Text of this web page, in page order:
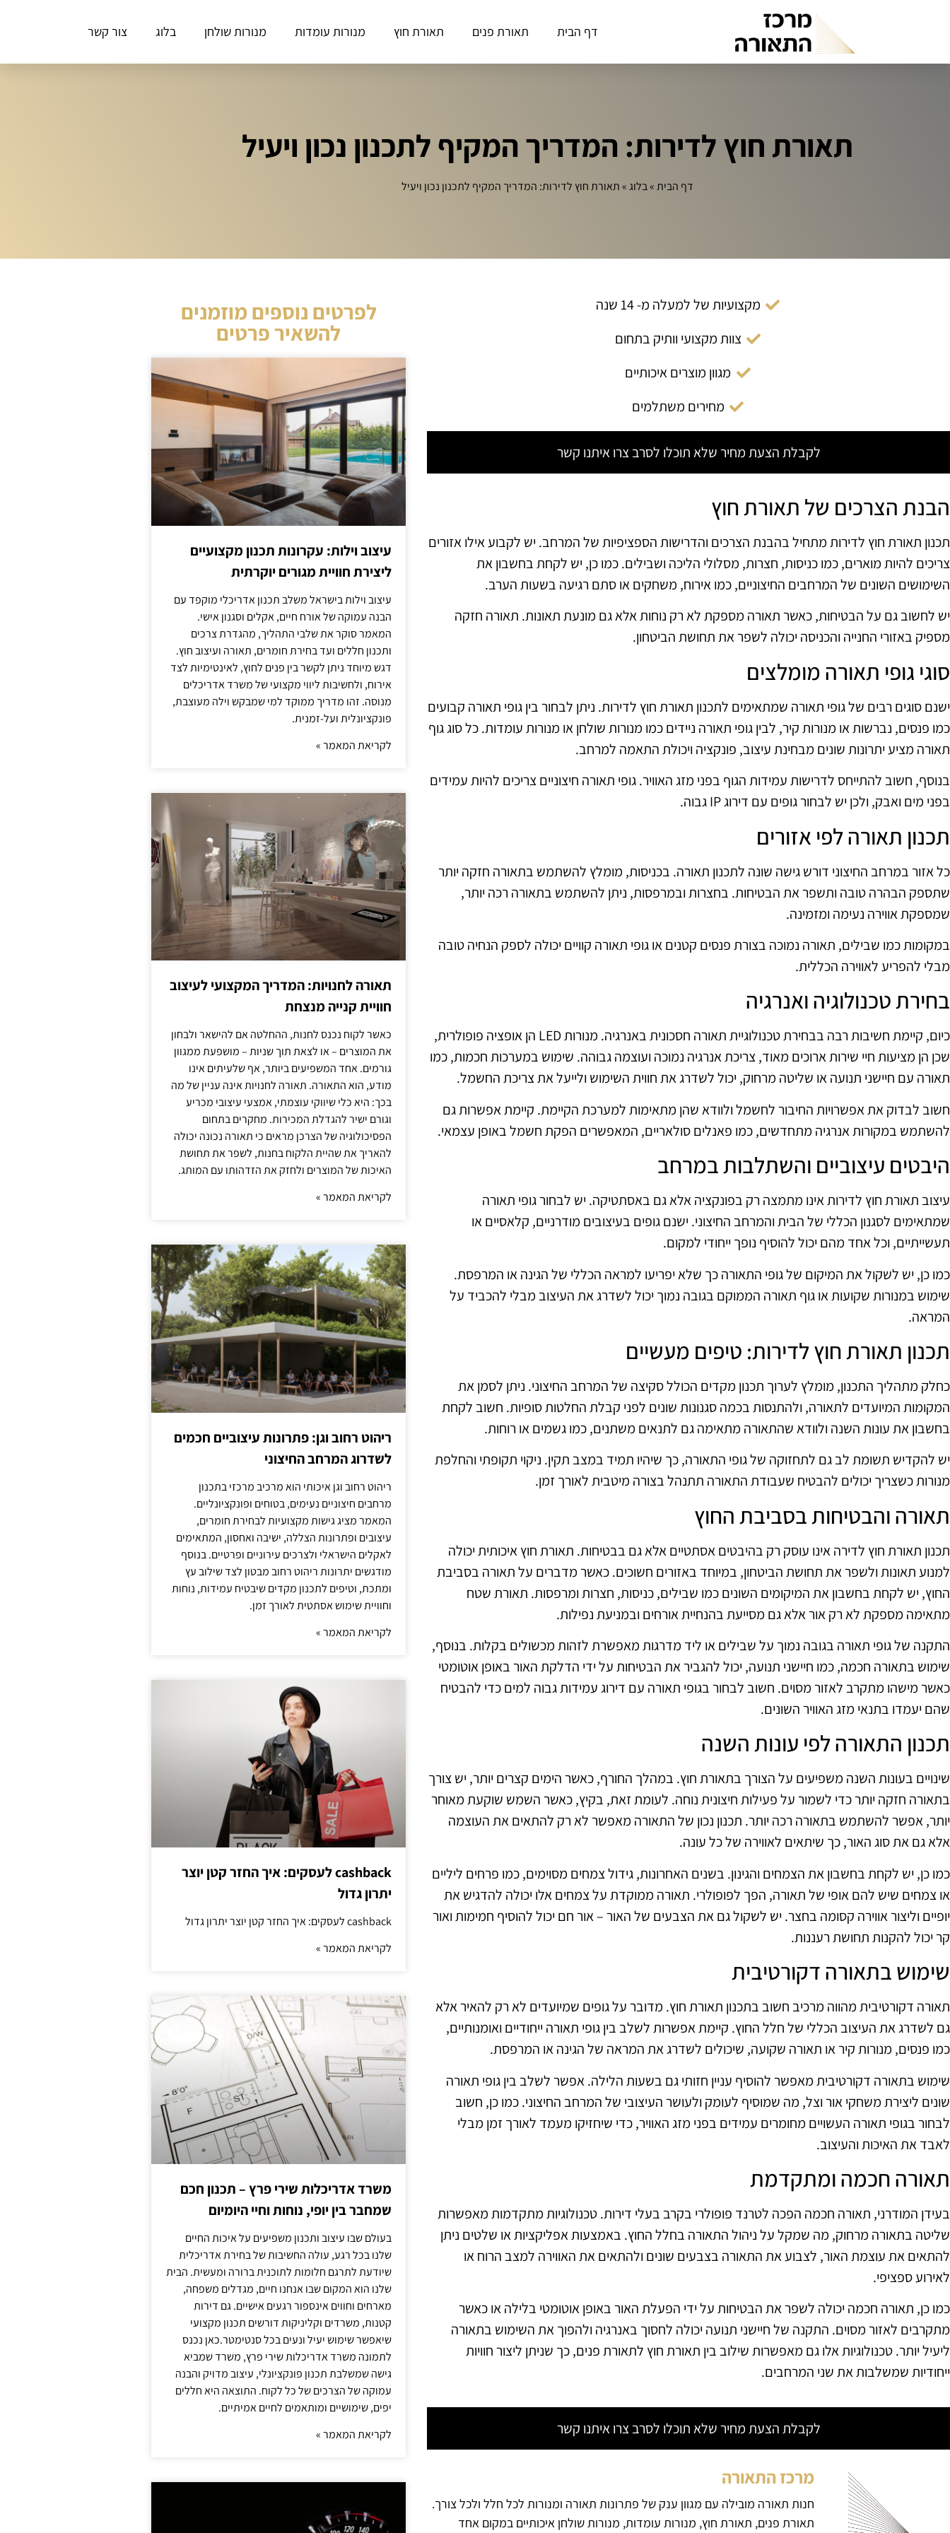
דף הבית תאורת פנים תאורת חוץ מנורות עומדות מנורות שולחן בלוג צור קשר
תאורת חוץ לדירות: המדריך המקיף לתכנון נכון ויעיל
דף הבית»בלוג»תאורת חוץ לדירות: המדריך המקיף לתכנון נכון ויעיל
מקצועיות של למעלה מ- 14 שנה
צוות מקצועי וותיק בתחום
מגוון מוצרים איכותיים
מחירים משתלמים
לקבלת הצעת מחיר שלא תוכלו לסרב צרו איתנו קשר
הבנת הצרכים של תאורת חוץ
תכנון תאורת חוץ לדירות מתחיל בהבנת הצרכים והדרישות הספציפיות של המרחב. יש לקבוע אילו אזורים
צריכים להיות מוארים, כמו כניסות, חצרות, מסלולי הליכה ושבילים. כמו כן, יש לקחת בחשבון את
השימושים השונים של המרחבים החיצוניים, כמו אירוח, משחקים או סתם רגיעה בשעות הערב.
יש לחשוב גם על הבטיחות, כאשר תאורה מספקת לא רק נוחות אלא גם מונעת תאונות. תאורה חזקה
מספיק באזורי החנייה והכניסה יכולה לשפר את תחושת הביטחון.
סוגי גופי תאורה מומלצים
ישנם סוגים רבים של גופי תאורה שמתאימים לתכנון תאורת חוץ לדירות. ניתן לבחור בין גופי תאורה קבועים
כמו פנסים, נברשות או מנורות קיר, לבין גופי תאורה ניידים כמו מנורות שולחן או מנורות עומדות. כל סוג גוף
תאורה מציע יתרונות שונים מבחינת עיצוב, פונקציה ויכולת התאמה למרחב.
בנוסף, חשוב להתייחס לדרישות עמידות הגוף בפני מזג האוויר. גופי תאורה חיצוניים צריכים להיות עמידים
בפני מים ואבק, ולכן יש לבחור גופים עם דירוג IP גבוה.
תכנון תאורה לפי אזורים
כל אזור במרחב החיצוני דורש גישה שונה לתכנון תאורה. בכניסות, מומלץ להשתמש בתאורה חזקה יותר
שתספק הבהרה טובה ותשפר את הבטיחות. בחצרות ובמרפסות, ניתן להשתמש בתאורה רכה יותר,
שמספקת אווירה נעימה ומזמינה.
במקומות כמו שבילים, תאורה נמוכה בצורת פנסים קטנים או גופי תאורה קוויים יכולה לספק הנחיה טובה
מבלי להפריע לאווירה הכללית.
בחירת טכנולוגיה ואנרגיה
כיום, קיימת חשיבות רבה בבחירת טכנולוגיית תאורה חסכונית באנרגיה. מנורות LED הן אופציה פופולרית,
שכן הן מציעות חיי שירות ארוכים מאוד, צריכת אנרגיה נמוכה ועוצמה גבוהה. שימוש במערכות חכמות, כמו
תאורה עם חיישני תנועה או שליטה מרחוק, יכול לשדרג את חווית השימוש ולייעל את צריכת החשמל.
חשוב לבדוק את אפשרויות החיבור לחשמל ולוודא שהן מתאימות למערכת הקיימת. קיימת אפשרות גם
להשתמש במקורות אנרגיה מתחדשים, כמו פאנלים סולאריים, המאפשרים הפקת חשמל באופן עצמאי.
היבטים עיצוביים והשתלבות במרחב
עיצוב תאורת חוץ לדירות אינו מתמצה רק בפונקציה אלא גם באסתטיקה. יש לבחור גופי תאורה
שמתאימים לסגנון הכללי של הבית והמרחב החיצוני. ישנם גופים בעיצובים מודרניים, קלאסיים או
תעשייתיים, וכל אחד מהם יכול להוסיף נופך ייחודי למקום.
כמו כן, יש לשקול את המיקום של גופי התאורה כך שלא יפריעו למראה הכללי של הגינה או המרפסת.
שימוש במנורות שקועות או גוף תאורה הממוקם בגובה נמוך יכול לשדרג את העיצוב מבלי להכביד על
המראה.
תכנון תאורת חוץ לדירות: טיפים מעשיים
כחלק מתהליך התכנון, מומלץ לערוך תכנון מקדים הכולל סקיצה של המרחב החיצוני. ניתן לסמן את
המקומות המיועדים לתאורה, ולהתנסות בכמה סגנונות שונים לפני קבלת החלטות סופיות. חשוב לקחת
בחשבון את עונות השנה ולוודא שהתאורה מתאימה גם לתנאים משתנים, כמו גשמים או רוחות.
יש להקדיש תשומת לב גם לתחזוקה של גופי התאורה, כך שיהיו תמיד במצב תקין. ניקוי תקופתי והחלפת
מנורות כשצריך יכולים להבטיח שעבודת התאורה תתנהל בצורה מיטבית לאורך זמן.
תאורה והבטיחות בסביבת החוץ
תכנון תאורת חוץ לדירה אינו עוסק רק בהיבטים אסתטיים אלא גם בבטיחות. תאורת חוץ איכותית יכולה
למנוע תאונות ולשפר את תחושת הביטחון, במיוחד באזורים חשוכים. כאשר מדברים על תאורה בסביבת
החוץ, יש לקחת בחשבון את המיקומים השונים כמו שבילים, כניסות, חצרות ומרפסות. תאורת שטח
מתאימה מספקת לא רק אור אלא גם מסייעת בהנחיית אורחים ובמניעת נפילות.
התקנה של גופי תאורה בגובה נמוך על שבילים או ליד מדרגות מאפשרת לזהות מכשולים בקלות. בנוסף,
שימוש בתאורה חכמה, כמו חיישני תנועה, יכול להגביר את הבטיחות על ידי הדלקת האור באופן אוטומטי
כאשר מישהו מתקרב לאזור מסוים. חשוב לבחור בגופי תאורה עם דירוג עמידות גבוה למים כדי להבטיח
שהם יעמדו בתנאי מזג האוויר השונים.
תכנון התאורה לפי עונות השנה
שינויים בעונות השנה משפיעים על הצורך בתאורת חוץ. במהלך החורף, כאשר הימים קצרים יותר, יש צורך
בתאורה חזקה יותר כדי לשמור על פעילות חיצונית נוחה. לעומת זאת, בקיץ, כאשר השמש שוקעת מאוחר
יותר, אפשר להשתמש בתאורה רכה יותר. תכנון נכון של התאורה מאפשר לא רק להתאים את העוצמה
אלא גם את סוג האור, כך שיתאים לאווירה של כל עונה.
כמו כן, יש לקחת בחשבון את הצמחים והגינון. בשנים האחרונות, גידול צמחים מסוימים, כמו פרחים ליליים
או צמחים שיש להם אופי של תאורה, הפך לפופולרי. תאורה ממוקדת על צמחים אלו יכולה להדגיש את
יופיים וליצור אווירה קסומה בחצר. יש לשקול גם את הצבעים של האור – אור חם יכול להוסיף חמימות ואור
קר יכול להקנות תחושת רעננות.
שימוש בתאורה דקורטיבית
תאורה דקורטיבית מהווה מרכיב חשוב בתכנון תאורת חוץ. מדובר על גופים שמיועדים לא רק להאיר אלא
גם לשדרג את העיצוב הכללי של חלל החוץ. קיימת אפשרות לשלב בין גופי תאורה ייחודיים ואומנותיים,
כמו פנסים, מנורות קיר או תאורה שקועה, שיכולים לשדרג את המראה של הגינה או המרפסת.
שימוש בתאורה דקורטיבית מאפשר להוסיף עניין חזותי גם בשעות הלילה. אפשר לשלב בין גופי תאורה
שונים ליצירת משחקי אור וצל, מה שמוסיף לעומק ולעושר העיצובי של המרחב החיצוני. כמו כן, חשוב
לבחור בגופי תאורה העשויים מחומרים עמידים בפני מזג האוויר, כדי שיחזיקו מעמד לאורך זמן מבלי
לאבד את האיכות והעיצוב.
תאורה חכמה ומתקדמת
בעידן המודרני, תאורה חכמה הפכה לטרנד פופולרי בקרב בעלי דירות. טכנולוגיות מתקדמות מאפשרות
שליטה בתאורה מרחוק, מה שמקל על ניהול התאורה בחלל החוץ. באמצעות אפליקציות או שלטים ניתן
להתאים את עוצמת האור, לצבוע את התאורה בצבעים שונים ולהתאים את האווירה למצב הרוח או
לאירוע ספציפי.
כמו כן, תאורה חכמה יכולה לשפר את הבטיחות על ידי הפעלת האור באופן אוטומטי בלילה או כאשר
מתקרבים לאזור מסוים. התקנה של חיישני תנועה יכולה לחסוך באנרגיה ולהפוך את השימוש בתאורה
ליעיל יותר. טכנולוגיות אלו גם מאפשרות שילוב בין תאורת חוץ לתאורת פנים, כך שניתן ליצור חוויות
ייחודיות שמשלבות את שני המרחבים.
לקבלת הצעת מחיר שלא תוכלו לסרב צרו איתנו קשר
מרכז התאורה
חנות תאורה מובילה עם מגוון ענק של פתרונות תאורה ומנורות לכל חלל ולכל צורך.
תאורת פנים, תאורת חוץ, מנורות עומדות, מנורות שולחן איכותיים במקום אחד
לפרטים נוספים מוזמנים
להשאיר פרטים
עיצוב וילות: עקרונות תכנון מקצועיים
ליצירת חוויית מגורים יוקרתית
עיצוב וילות בישראל משלב תכנון אדריכלי מוקפד עם
הבנה עמוקה של אורח חיים, אקלים וסגנון אישי.
המאמר סוקר את שלבי התהליך, מהגדרת צרכים
ותכנון חללים ועד בחירת חומרים, תאורה ועיצוב חוץ.
דגש מיוחד ניתן לקשר בין פנים לחוץ, לאינטימיות לצד
אירוח, ולחשיבות ליווי מקצועי של משרד אדריכלים
מנוסה. זהו מדריך ממוקד למי שמבקש וילה מעוצבת,
פונקציונלית ועל-זמנית.
לקריאת המאמר »
תאורה לחנויות: המדריך המקצועי לעיצוב
חוויית קנייה מנצחת
כאשר לקוח נכנס לחנות, ההחלטה אם להישאר ולבחון
את המוצרים – או לצאת תוך שניות – מושפעת ממגוון
גורמים. אחד המשפיעים ביותר, אף שלעיתים אינו
מודע, הוא התאורה. תאורה לחנויות אינה עניין של מה
בכך: היא כלי שיווקי עוצמתי, אמצעי עיצובי מכריע
וגורם ישיר להגדלת המכירות. מחקרים בתחום
הפסיכולוגיה של הצרכן מראים כי תאורה נכונה יכולה
להאריך את שהיית הלקוח בחנות, לשפר את תחושת
האיכות של המוצרים ולחזק את הזדהותו עם המותג.
לקריאת המאמר »
ריהוט רחוב וגן: פתרונות עיצוביים חכמים
לשדרוג המרחב החיצוני
ריהוט רחוב וגן איכותי הוא מרכיב מרכזי בתכנון
מרחבים חיצוניים נעימים, בטוחים ופונקציונליים.
המאמר מציג גישות מקצועיות לבחירת חומרים,
עיצובים ופתרונות הצללה, ישיבה ואחסון, המתאימים
לאקלים הישראלי ולצרכים עירוניים ופרטיים. בנוסף
מודגשים יתרונות ריהוט רחוב מבטון לצד שילוב עץ
ומתכת, וטיפים לתכנון מקדים שיבטיח עמידות, נוחות
וחוויית שימוש אסתטית לאורך זמן.
לקריאת המאמר »
cashback לעסקים: איך החזר קטן יוצר
יתרון גדול
cashback לעסקים: איך החזר קטן יוצר יתרון גדול
לקריאת המאמר »
משרד אדריכלות שירי פרץ – תכנון חכם
שמחבר בין יופי, נוחות וחיי היומיום
בעולם שבו עיצוב ותכנון משפיעים על איכות החיים
שלנו בכל רגע, עולה החשיבות של בחירת אדריכלית
שיודעת לתרגם חלומות לתוכנית ברורה ומעשית. הבית
שלנו הוא המקום שבו אנחנו חיים, מגדלים משפחה,
מארחים וחווים אינספור רגעים אישיים. גם דירות
קטנות, משרדים וקליניקות דורשים תכנון מקצועי
שיאפשר שימוש יעיל ונעים בכל סנטימטר.כאן נכנס
לתמונה משרד אדריכלות שירי פרץ, משרד שמביא
גישה שמשלבת תכנון פונקציונלי, עיצוב מדויק והבנה
עמוקה של הצרכים של כל לקוח. התוצאה היא חללים
יפים, שימושיים ומותאמים לחיים אמיתיים.
לקריאת המאמר »